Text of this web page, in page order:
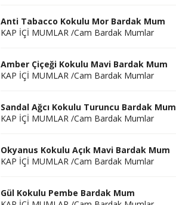
Anti Tabacco Kokulu Mor Bardak Mum
KAP İÇİ MUMLAR /Cam Bardak Mumlar
Amber Çiçeği Kokulu Mavi Bardak Mum
KAP İÇİ MUMLAR /Cam Bardak Mumlar
Sandal Ağcı Kokulu Turuncu Bardak Mum
KAP İÇİ MUMLAR /Cam Bardak Mumlar
Okyanus Kokulu Açık Mavi Bardak Mum
KAP İÇİ MUMLAR /Cam Bardak Mumlar
Gül Kokulu Pembe Bardak Mum